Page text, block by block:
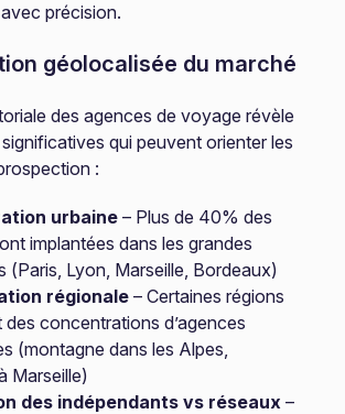
précision.
géolocalisée du marché
des agences de voyage révèle
qui peuvent orienter les
:
urbaine – Plus de 40% des
implantées dans les grandes
(Paris, Lyon, Marseille, Bordeaux)
régionale – Certaines régions
des concentrations d’agences
(montagne dans les Alpes,
Marseille)
des indépendants vs réseaux –